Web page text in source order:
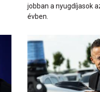
jobban a nyugdíjasok
évben.